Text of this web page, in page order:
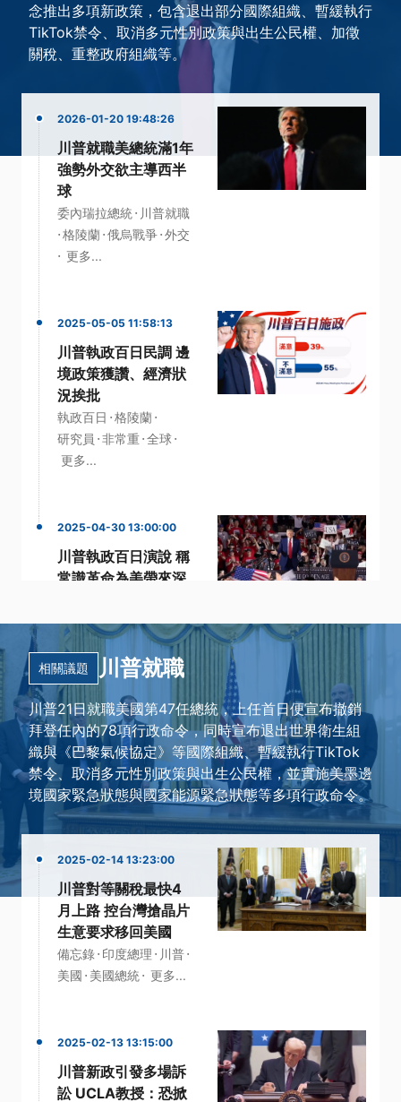
念推出多項新政策，包含退出部分國際組織、暫緩執行
TikTok禁令、取消多元性別政策與出生公民權、加徵
關稅、重整政府組織等。
2026-01-20 19:48:26
川普就職美總統滿1年
強勢外交欲主導西半
球
委內瑞拉總統· 川普就職
·格陵蘭·俄烏戰爭·外交
· 更多...
2025-05-05 11:58:13
川普執政百日民調 邊
境政策獲讚、經濟狀
況挨批
執政百日 ·格陵蘭·
研究員 ·非常重·全球·
更多...
2025-04-30 13:00:00
川普執政百日演說 稱
常識革命為美帶來深
執政百日·密西根州·
汽車關稅
美國總統 · 更多...
相關議題 川普就職
川普21日就職美國第47任總統，上任首日便宣布撤銷
拜登任內的78項行政命令，同時宣布退出世界衛生組
織與《巴黎氣候協定》等國際組織、暫緩執行TikTok
禁令、取消多元性別政策與出生公民權，並實施美墨邊
境國家緊急狀態與國家能源緊急狀態等多項行政命令。
2025-02-14 13:23:00
川普對等關稅最快4
月上路 控台灣搶晶片
生意要求移回美國
備忘錄· 印度總理 · 川普·
美國 · 美國總統· 更多...
2025-02-13 13:15:00
川普新政引發多場訴
訟 UCLA教授：恐掀